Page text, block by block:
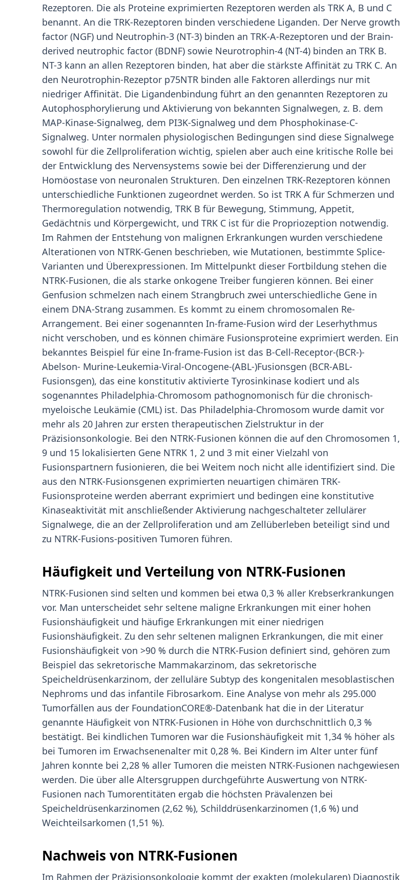
Rezeptoren. Die als Proteine exprimierten Rezeptoren werden als TRK A, B und C
benannt. An die TRK-Rezeptoren binden verschiedene Liganden. Der Nerve growth
factor (NGF) und Neutrophin-3 (NT-3) binden an TRK-A-Rezeptoren und der Brain-
derived neutrophic factor (BDNF) sowie Neurotrophin-4 (NT-4) binden an TRK B.
NT-3 kann an allen Rezeptoren binden, hat aber die stärkste Affinität zu TRK C. An
den Neurotrophin-Rezeptor p75NTR binden alle Faktoren allerdings nur mit
niedriger Affinität. Die Ligandenbindung führt an den genannten Rezeptoren zu
Autophosphorylierung und Aktivierung von bekannten Signalwegen, z. B. dem
MAP-Kinase-Signalweg, dem PI3K-Signalweg und dem Phosphokinase-C-
Signalweg. Unter normalen physiologischen Bedingungen sind diese Signalwege
sowohl für die Zellproliferation wichtig, spielen aber auch eine kritische Rolle bei
der Entwicklung des Nervensystems sowie bei der Differenzierung und der
Homöostase von neuronalen Strukturen. Den einzelnen TRK-Rezeptoren können
unterschiedliche Funktionen zugeordnet werden. So ist TRK A für Schmerzen und
Thermoregulation notwendig, TRK B für Bewegung, Stimmung, Appetit,
Gedächtnis und Körpergewicht, und TRK C ist für die Propriozeption notwendig.
Im Rahmen der Entstehung von malignen Erkrankungen wurden verschiedene
Alterationen von NTRK-Genen beschrieben, wie Mutationen, bestimmte Splice-
Varianten und Überexpressionen. Im Mittelpunkt dieser Fortbildung stehen die
NTRK-Fusionen, die als starke onkogene Treiber fungieren können. Bei einer
Genfusion schmelzen nach einem Strangbruch zwei unterschiedliche Gene in
einem DNA-Strang zusammen. Es kommt zu einem chromosomalen Re-
Arrangement. Bei einer sogenannten In-frame-Fusion wird der Leserhythmus
nicht verschoben, und es können chimäre Fusionsproteine exprimiert werden. Ein
bekanntes Beispiel für eine In-frame-Fusion ist das B-Cell-Receptor-(BCR-)-
Abelson- Murine-Leukemia-Viral-Oncogene-(ABL-)Fusionsgen (BCR-ABL-
Fusionsgen), das eine konstitutiv aktivierte Tyrosinkinase kodiert und als
sogenanntes Philadelphia-Chromosom pathognomonisch für die chronisch-
myeloische Leukämie (CML) ist. Das Philadelphia-Chromosom wurde damit vor
mehr als 20 Jahren zur ersten therapeutischen Zielstruktur in der
Präzisionsonkologie. Bei den NTRK-Fusionen können die auf den Chromosomen 1,
9 und 15 lokalisierten Gene NTRK 1, 2 und 3 mit einer Vielzahl von
Fusionspartnern fusionieren, die bei Weitem noch nicht alle identifiziert sind. Die
aus den NTRK-Fusionsgenen exprimierten neuartigen chimären TRK-
Fusionsproteine werden aberrant exprimiert und bedingen eine konstitutive
Kinaseaktivität mit anschließender Aktivierung nachgeschalteter zellulärer
Signalwege, die an der Zellproliferation und am Zellüberleben beteiligt sind und
zu NTRK-Fusions-positiven Tumoren führen.
Häufigkeit und Verteilung von NTRK-Fusionen
NTRK-Fusionen sind selten und kommen bei etwa 0,3 % aller Krebserkrankungen
vor. Man unterscheidet sehr seltene maligne Erkrankungen mit einer hohen
Fusionshäufigkeit und häufige Erkrankungen mit einer niedrigen
Fusionshäufigkeit. Zu den sehr seltenen malignen Erkrankungen, die mit einer
Fusionshäufigkeit von >90 % durch die NTRK-Fusion definiert sind, gehören zum
Beispiel das sekretorische Mammakarzinom, das sekretorische
Speicheldrüsenkarzinom, der zelluläre Subtyp des kongenitalen mesoblastischen
Nephroms und das infantile Fibrosarkom. Eine Analyse von mehr als 295.000
Tumorfällen aus der FoundationCORE®-Datenbank hat die in der Literatur
genannte Häufigkeit von NTRK-Fusionen in Höhe von durchschnittlich 0,3 %
bestätigt. Bei kindlichen Tumoren war die Fusionshäufigkeit mit 1,34 % höher als
bei Tumoren im Erwachsenenalter mit 0,28 %. Bei Kindern im Alter unter fünf
Jahren konnte bei 2,28 % aller Tumoren die meisten NTRK-Fusionen nachgewiesen
werden. Die über alle Altersgruppen durchgeführte Auswertung von NTRK-
Fusionen nach Tumorentitäten ergab die höchsten Prävalenzen bei
Speicheldrüsenkarzinomen (2,62 %), Schilddrüsenkarzinomen (1,6 %) und
Weichteilsarkomen (1,51 %).
Nachweis von NTRK-Fusionen
Im Rahmen der Präzisionsonkologie kommt der exakten (molekularen) Diagnostik